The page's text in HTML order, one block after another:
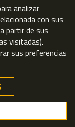
analizar
con sus
partir de sus
visitadas).
sus preferencias